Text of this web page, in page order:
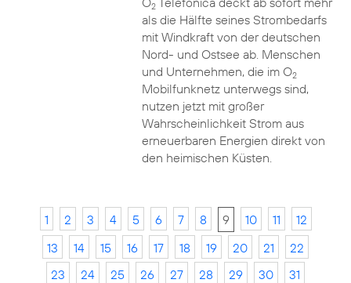
2
als die Hälfte seines Strombedarfs
mit Windkraft von der deutschen
Nord- und Ostsee ab. Menschen
und Unternehmen, die im O2
Mobilfunknetz unterwegs sind,
nutzen jetzt mit großer
Wahrscheinlichkeit Strom aus
erneuerbaren Energien direkt von
den heimischen Küsten.
1 2 3 4 5 6 7 8 9 10 11
12
13
14 15 16 17 18 19 20 21
22
23
24 25 26 27 28 29 30
31